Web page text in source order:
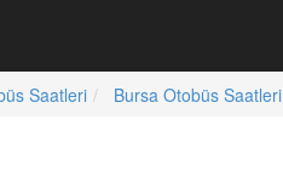
Saatleri Bursa Otobüs Saatleri